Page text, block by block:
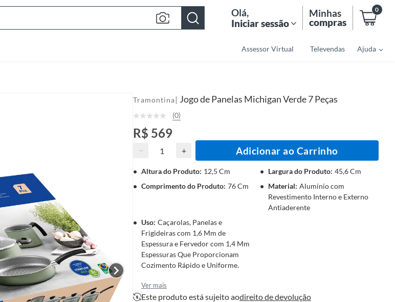
Olá,
Iniciar sessão
Minhas
compras
0
Assessor Virtual Televendas Ajuda
Tramontina| Jogo de Panelas Michigan Verde 7 Peças
(0)
R$ 569
− + Adicionar ao Carrinho
Altura do Produto: 12,5 Cm Largura do Produto: 45,6 Cm
Comprimento do Produto: 76 Cm Material: Alumínio com
Revestimento Interno e Externo
Antiaderente
Uso: Caçarolas, Panelas e
Frigideiras com 1,6 Mm de
Espessura e Fervedor com 1,4 Mm
Espessuras Que Proporcionam
Cozimento Rápido e Uniforme.
Ver mais
Este produto está sujeito aodireito de devolução